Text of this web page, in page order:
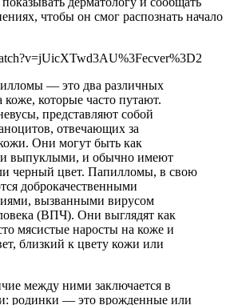
чтобы он смог распознать начало
— это два различных
коже, которые часто путают.
представляют собой
отвечающих за
Они могут быть как
и выпуклыми, и обычно имеют
черный цвет. Папилломы, в свою
доброкачественными
вызванными вирусом
(ВПЧ). Они выглядят как
мясистые наросты на коже и
близкий к цвету кожи или
между ними заключается в
родинки — это врожденные или